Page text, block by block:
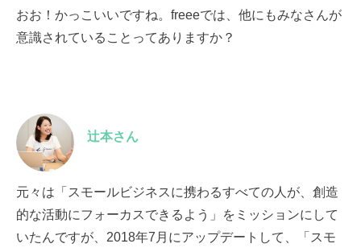
おお！かっこいいですね。freeeでは、他にもみなさんが
意識されていることってありますか？
辻本さん
元々は「スモールビジネスに携わるすべての人が、創造
的な活動にフォーカスできるよう」をミッションにして
いたんですが、2018年7月にアップデートして、「スモ